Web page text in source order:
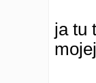
ja tu